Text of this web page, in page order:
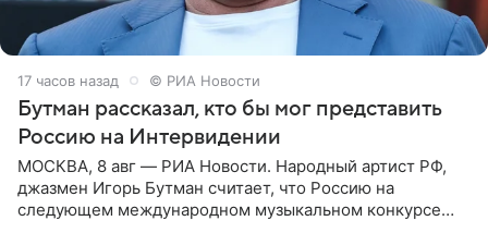
17 часов назад © РИА Новости
Бутман рассказал, кто бы мог представить
Россию на Интервидении
МОСКВА, 8 авг — РИА Новости. Народный артист РФ,
джазмен Игорь Бутман считает, что Россию на
следующем международном музыкальном конкурсе